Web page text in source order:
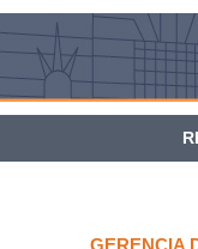
GERENCIA